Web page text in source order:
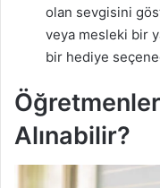
olan sevgisini
veya mesleki bir
bir hediye
Alınabilir?